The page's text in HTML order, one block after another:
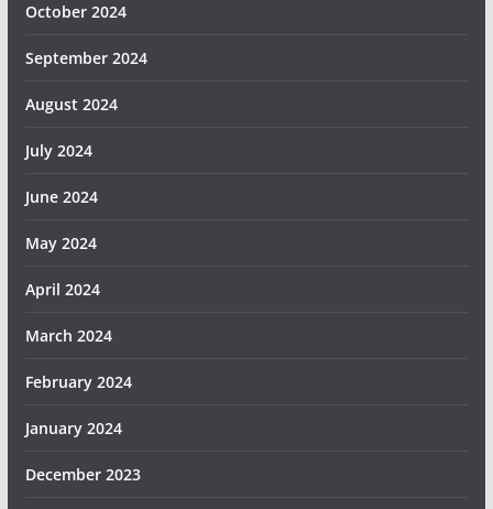
October 2024
September 2024
August 2024
July 2024
June 2024
May 2024
April 2024
March 2024
February 2024
January 2024
December 2023